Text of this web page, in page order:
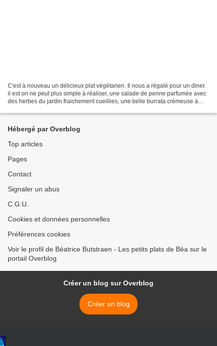
C'est à nouveau un délicieux plat végétarien. Il nous a régalé pour un diner.
il est on ne peut plus simple à réaliser, une salade de penne parfumée avec
des herbes du jardin fraichement cueillies, une belle burrata crémeuse à
Hébergé par Overblog
Top articles
Pages
Contact
Signaler un abus
C.G.U.
Cookies et données personnelles
Préférences cookies
Voir le profil de Béatrice Butstraen - Les petits plats de Béa sur le
portail Overblog
Créer un blog sur Overblog
Créer un blog